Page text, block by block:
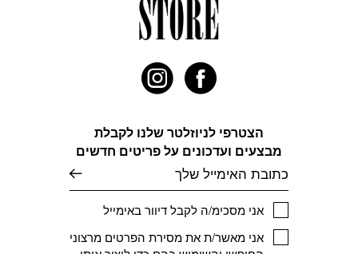
הצטרפי לניוזלטר שלנו לקבלת
מבצעים ועדכונים על פריטים חדשים
אני מסכימ/ה לקבל דיוור באימייל
אני מאשר/ת את מסירת הפרטים מרצוני